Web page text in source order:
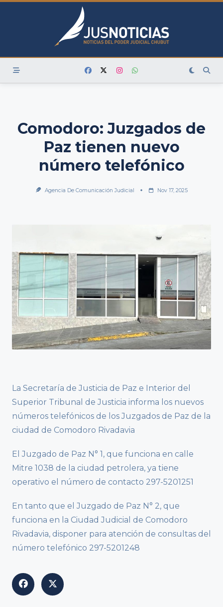
Skip
Comodoro: Juzgados de
Paz tienen nuevo
número telefónico
Agencia De Comunicación Judicial Nov 17, 2025
La Secretaría de Justicia de Paz e Interior del
Superior Tribunal de Justicia informa los nuevos
números telefónicos de los Juzgados de Paz de la
ciudad de Comodoro Rivadavia
El Juzgado de Paz N° 1, que funciona en calle
Mitre 1038 de la ciudad petrolera, ya tiene
operativo el número de contacto 297-5201251
En tanto que el Juzgado de Paz N° 2, que
funciona en la Ciudad Judicial de Comodoro
Rivadavia, disponer para atención de consultas del
número telefónico 297-5201248